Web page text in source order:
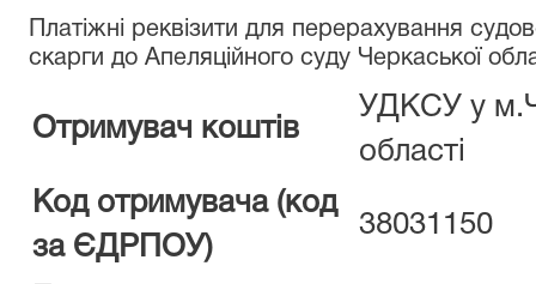
Платiжнi реквiзити для перерахування
скарги до Апеляційного суду Черкаської
Отримувач коштів
УДКСУ у
області
Код отримувача (код
за ЄДРПОУ)
38031150